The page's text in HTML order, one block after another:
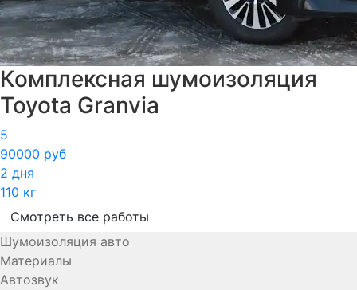
Комплексная шумоизоляция
Toyota Granvia
5
90000 руб
2 дня
110 кг
Смотреть все работы
Шумоизоляция авто
Материалы
Автозвук